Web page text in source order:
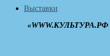
Выставки
«WWW.КУЛЬТУРА.РФ